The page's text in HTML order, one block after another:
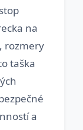
na
rozmery
taška
a